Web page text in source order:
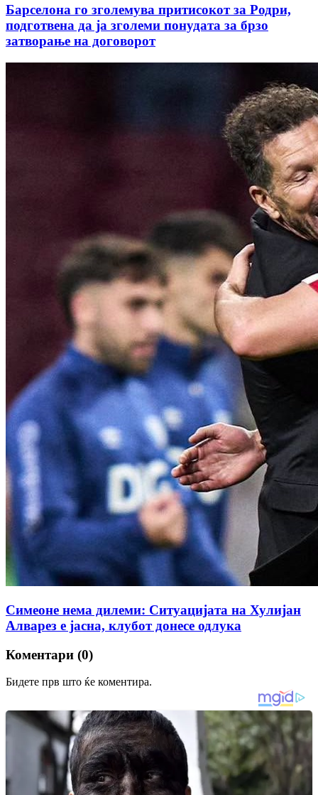
Барселона го зголемува притисокот за Родри,
подготвена да ја зголеми понудата за брзо
затворање на договорот
Симеоне нема дилеми: Ситуацијата на Хулијан
Алварез е јасна, клубот донесе одлука
Коментари (0)
Бидете прв што ќе коментира.